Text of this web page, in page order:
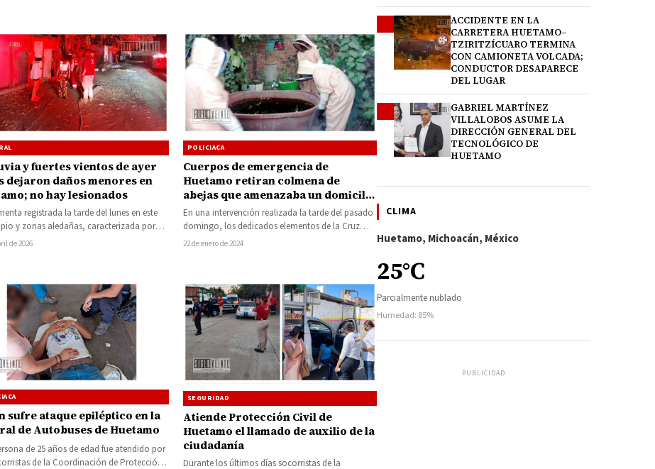
y fuertes vientos de ayer
dejaron daños menores en
no hay lesionados
registrada la tarde del lunes en este
y zonas aledañas, caracterizada por
de viento y…
de 2026
POLICIACA
Cuerpos de emergencia de
Huetamo retiran colmena de
abejas que amenazaba un domicilio
de la colonia Arroyo Seco
En una intervención realizada la tarde del pasado
domingo, los dedicados elementos de la Cruz
Roja Delegación Huetamo y de…
22 de enero de 2024
sufre ataque epiléptico en la
de Autobuses de Huetamo
de 25 años de edad fue atendido por
de la Coordinación de Protección
SEGURIDAD
Atiende Protección Civil de
Huetamo el llamado de auxilio de la
ciudadanía
Durante los últimos días socorristas de la
ACCIDENTE EN LA
CARRETERA HUETAMO–
TZIRITZÍCUARO TERMINA
CON CAMIONETA VOLCADA;
CONDUCTOR DESAPARECE
DEL LUGAR
GABRIEL MARTÍNEZ
VILLALOBOS ASUME LA
DIRECCIÓN GENERAL DEL
TECNOLÓGICO DE
HUETAMO
CLIMA
Huetamo, Michoacán, México
25°C
Parcialmente nublado
Humedad: 85%
PUBLICIDAD